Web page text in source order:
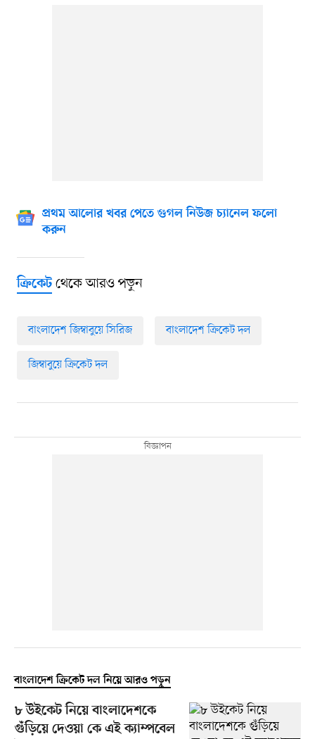
প্রথম আলোর খবর পেতে গুগল নিউজ চ্যানেল ফলো
করুন
ক্রিকেটথেকে আরও পড়ুন
বাংলাদেশ জিম্বাবুয়ে সিরিজ বাংলাদেশ ক্রিকেট দল
জিম্বাবুয়ে ক্রিকেট দল
বাংলাদেশ ক্রিকেট দল নিয়ে আরও পড়ুন
৮ উইকেট নিয়ে বাংলাদেশকে
গুঁড়িয়ে দেওয়া কে এই ক্যাম্পবেল